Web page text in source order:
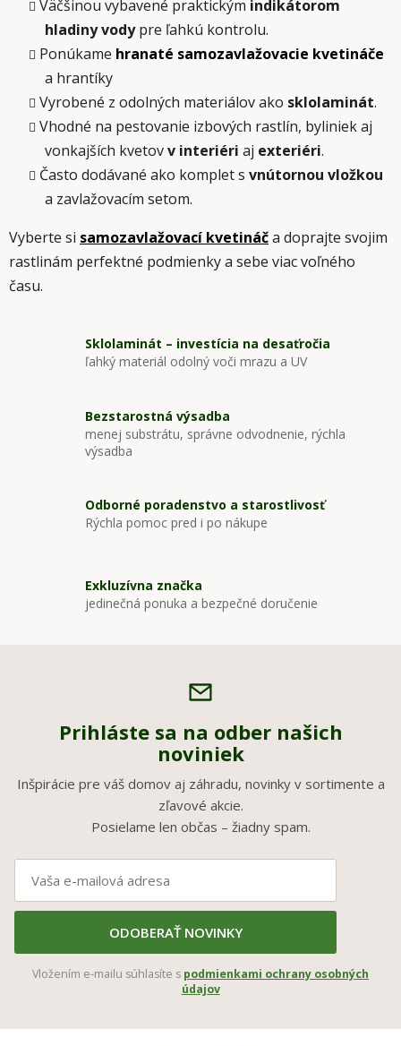
Väčšinou vybavené praktickým indikátorom
hladiny vodypre ľahkú kontrolu.
Ponúkame hranaté samozavlažovacie kvetináče
a hrantíky
Vyrobené z odolných materiálov ako sklolaminát.
Vhodné na pestovanie izbových rastlín, byliniek aj
vonkajších kvetovv interiéri aj exteriéri.
Často dodávané ako komplet s vnútornou vložkou
a zavlažovacím setom.
Vyberte si samozavlažovací kvetináča doprajte svojim
rastlinám perfektné podmienky a sebe viac voľného
času.
Sklolaminát – investícia na desaťročia
ľahký materiál odolný voči mrazu a UV
Bezstarostná výsadba
menej substrátu, správne odvodnenie, rýchla
výsadba
Odborné poradenstvo a starostlivosť
Rýchla pomoc pred i po nákupe
Exkluzívna značka
jedinečná ponuka a bezpečné doručenie
Prihláste sa na odber našich
noviniek
Inšpirácie pre váš domov aj záhradu, novinky v sortimente a
zľavové akcie.
Posielame len občas – žiadny spam.
ODOBERAŤ NOVINKY
Vložením e-mailu súhlasíte s podmienkami ochrany osobných
údajov